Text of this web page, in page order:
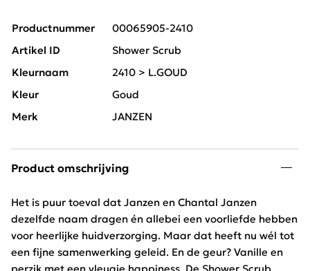
Productnummer
00065905-2410
Artikel ID
Shower Scrub
Kleurnaam
2410 > L.GOUD
Kleur
Goud
Merk
JANZEN
Product omschrijving
Het is puur toeval dat Janzen en Chantal Janzen
dezelfde naam dragen én allebei een voorliefde hebben
voor heerlijke huidverzorging. Maar dat heeft nu wél tot
een fijne samenwerking geleid. En de geur? Vanille en